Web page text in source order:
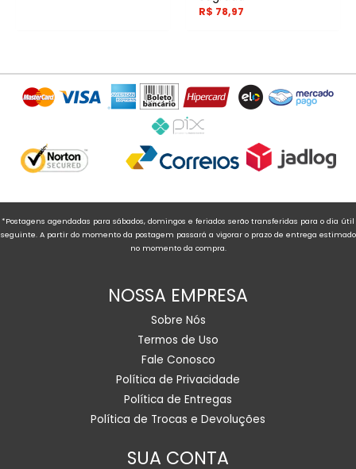
R$ 78,97
*Postagens agendadas para sábados, domingos e feriados serão transferidas para o dia útil
seguinte. A partir do momento da postagem passará a vigorar o prazo de entrega estimado
no momento da compra.
NOSSA EMPRESA
Sobre Nós
Termos de Uso
Fale Conosco
Política de Privacidade
Política de Entregas
Política de Trocas e Devoluções
SUA CONTA